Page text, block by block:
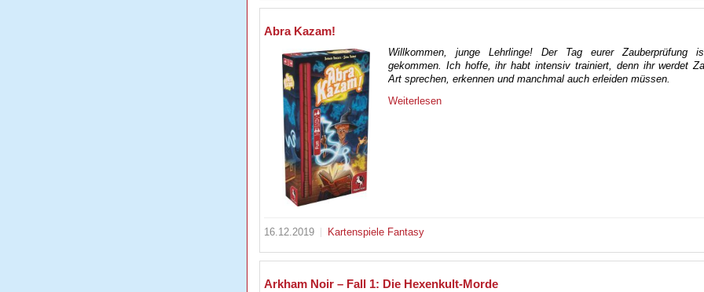
Abra Kazam!
Willkommen, junge Lehrlinge! Der Tag eurer Zauberprüfung
gekommen. Ich hoffe, ihr habt intensiv trainiert, denn ihr werdet
Art sprechen, erkennen und manchmal auch erleiden müssen.
Weiterlesen
16.12.2019 Kartenspiele Fantasy
Arkham Noir – Fall 1: Die Hexenkult-Morde